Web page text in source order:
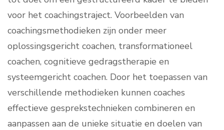
voor het coachingstraject. Voorbeelden van
coachingsmethodieken zijn onder meer
oplossingsgericht coachen, transformationeel
coachen, cognitieve gedragstherapie en
systeemgericht coachen. Door het toepassen van
verschillende methodieken kunnen coaches
effectieve gesprekstechnieken combineren en
aanpassen aan de unieke situatie en doelen van